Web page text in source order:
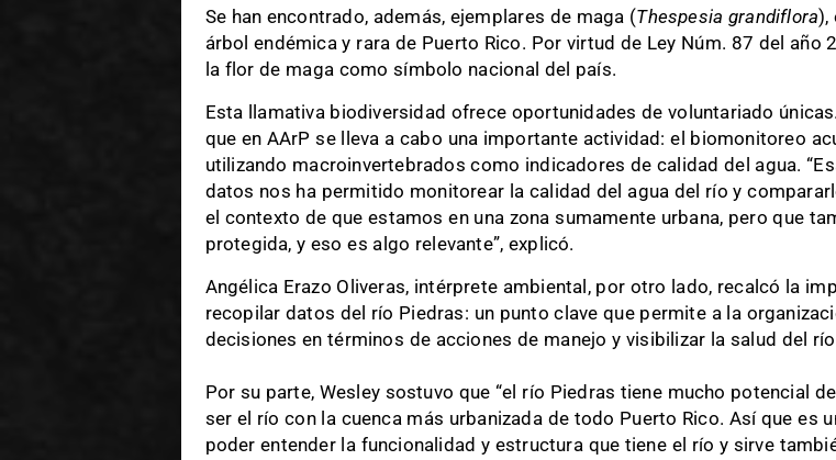
Se han encontrado, además, ejemplares de maga (Thespesia grandiflora),
árbol endémica y rara de Puerto Rico. Por virtud de Ley Núm. 87 del año
la flor de maga como símbolo nacional del país.
Esta llamativa biodiversidad ofrece oportunidades de voluntariado
que en AArP se lleva a cabo una importante actividad: el biomonitoreo
utilizando macroinvertebrados como indicadores de calidad del agua.
datos nos ha permitido monitorear la calidad del agua del río y
el contexto de que estamos en una zona sumamente urbana, pero que
protegida, y eso es algo relevante”, explicó.
Angélica Erazo Oliveras, intérprete ambiental, por otro lado, recalcó la
recopilar datos del río Piedras: un punto clave que permite a la
decisiones en términos de acciones de manejo y visibilizar la salud del
Por su parte, Wesley sostuvo que “el río Piedras tiene mucho potencial
ser el río con la cuenca más urbanizada de todo Puerto Rico. Así que es
poder entender la funcionalidad y estructura que tiene el río y sirve